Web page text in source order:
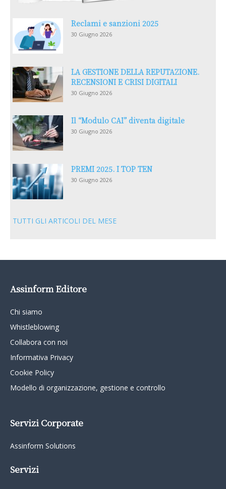
Reclami e sanzioni 2025
30 Giugno 2026
LA GESTIONE DELLA REPUTAZIONE.
RECENSIONI E CRISI DIGITALI
30 Giugno 2026
Il “Modulo CAI” diventa digitale
30 Giugno 2026
PREMI 2025. I TOP TEN
30 Giugno 2026
TUTTI GLI ARTICOLI DEL MESE
Assinform Editore
Chi siamo
Whistleblowing
Collabora con noi
Informativa Privacy
Cookie Policy
Modello di organizzazione, gestione e controllo
Servizi Corporate
Assinform Solutions
Servizi